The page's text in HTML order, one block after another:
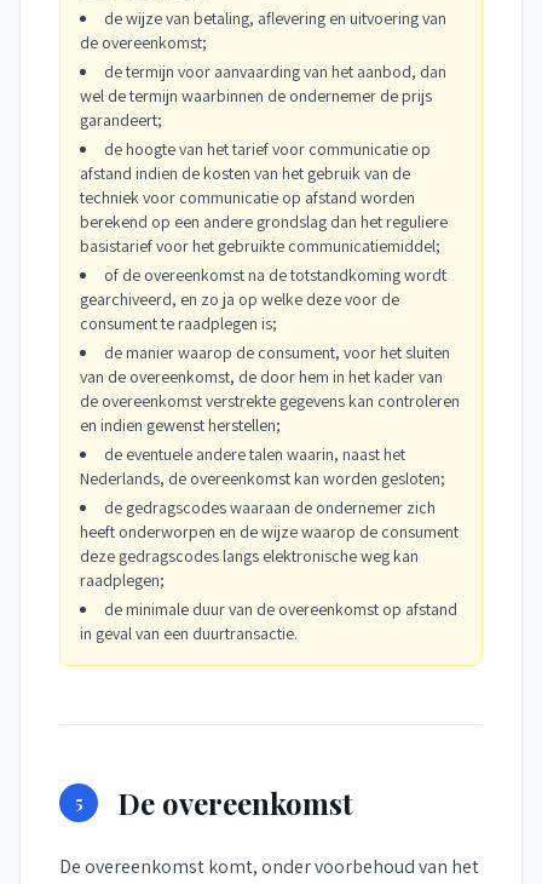
de wijze van betaling, aflevering en uitvoering van
de overeenkomst;
de termijn voor aanvaarding van het aanbod, dan
wel de termijn waarbinnen de ondernemer de prijs
garandeert;
de hoogte van het tarief voor communicatie op
afstand indien de kosten van het gebruik van de
techniek voor communicatie op afstand worden
berekend op een andere grondslag dan het reguliere
basistarief voor het gebruikte communicatiemiddel;
of de overeenkomst na de totstandkoming wordt
gearchiveerd, en zo ja op welke deze voor de
consument te raadplegen is;
de manier waarop de consument, voor het sluiten
van de overeenkomst, de door hem in het kader van
de overeenkomst verstrekte gegevens kan controleren
en indien gewenst herstellen;
de eventuele andere talen waarin, naast het
Nederlands, de overeenkomst kan worden gesloten;
de gedragscodes waaraan de ondernemer zich
heeft onderworpen en de wijze waarop de consument
deze gedragscodes langs elektronische weg kan
raadplegen;
de minimale duur van de overeenkomst op afstand
in geval van een duurtransactie.
5 De overeenkomst
De overeenkomst komt, onder voorbehoud van het